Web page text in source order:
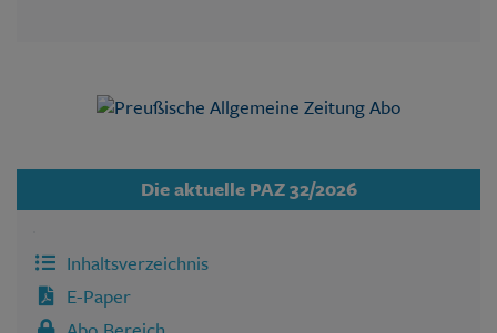
Die aktuelle PAZ 32/2026
Inhaltsverzeichnis
E-Paper